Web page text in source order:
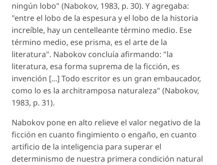
ningún lobo" (Nabokov, 1983, p. 30). Y agregaba:
"entre el lobo de la espesura y el lobo de la historia
increíble, hay un centelleante término medio. Ese
término medio, ese prisma, es el arte de la
literatura". Nabokov concluía afirmando: "la
literatura, esa forma suprema de la ficción, es
invención [...] Todo escritor es un gran embaucador,
como lo es la architramposa naturaleza" (Nabokov,
1983, p. 31).
Nabokov pone en alto relieve el valor negativo de la
ficción en cuanto fingimiento o engaño, en cuanto
artificio de la inteligencia para superar el
determinismo de nuestra primera condición natural